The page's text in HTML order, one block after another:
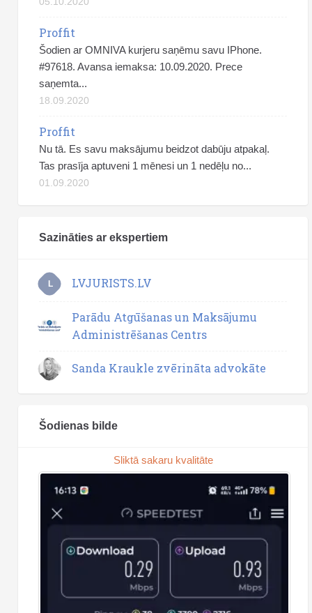
Proffit
Šodien ar OMNIVA kurjeru saņēmu savu IPhone.
#97618. Avansa iemaksa: 10.09.2020. Prece
saņemta...
18.09.2020
Proffit
Nu tā. Es savu maksājumu beidzot dabūju atpakaļ.
Tas prasīja aptuveni 1 mēnesi un 1 nedēļu no...
01.09.2020
Sazināties ar ekspertiem
L LVJURISTS.LV
Parādu Atgūšanas un Maksājumu
Administrēšanas Centrs
Sanda Kraukle zvērināta advokāte
Šodienas bilde
Sliktā sakaru kvalitāte